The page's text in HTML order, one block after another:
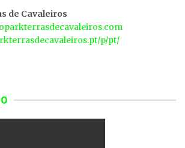
de Cavaleiros
p/pt/